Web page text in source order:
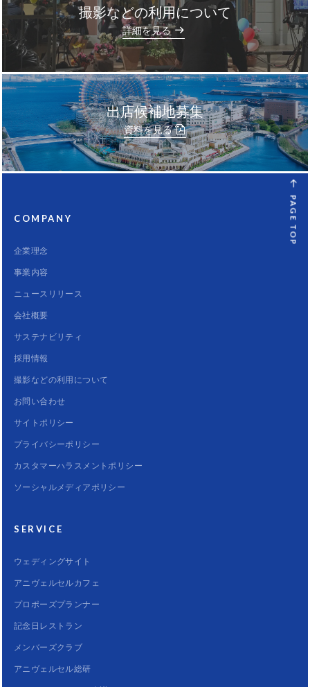
撮影などの利用について
詳細を見る
出店候補地募集
資料を見る
PAGE TOP
COMPANY
企業理念
事業内容
ニュースリリース
会社概要
サステナビリティ
採用情報
撮影などの利用について
お問い合わせ
サイトポリシー
プライバシーポリシー
カスタマーハラスメントポリシー
ソーシャルメディアポリシー
SERVICE
ウェディングサイト
アニヴェルセルカフェ
プロポーズプランナー
記念日レストラン
メンバーズクラブ
アニヴェルセル総研